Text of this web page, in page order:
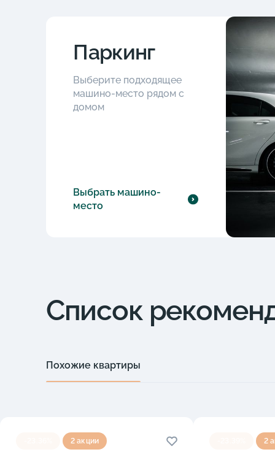
Паркинг
Выберите подходящее
машино-место рядом с
домом
Выбрать машино-
место
Список
Похожие квартиры
2 акции 2